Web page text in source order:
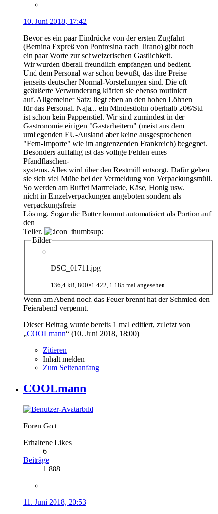
10. Juni 2018, 17:42
Bevor es ein paar Eindrücke von der ersten Zugfahrt
(Bernina Expreß von Pontresina nach Tirano) gibt noch
ein paar Worte zur schweizerischen Gastlichkeit.
Wir wurden überall freundlich empfangen und bedient.
Und dem Personal war schon bewußt, das ihre Preise
jenseits deutscher Normal-Vorstellungen sind. Die oft
geäußerte Verwunderung klärten sie ebenso routiniert
auf. Allgemeiner Satz: liegt eben an den hohen Löhnen
für das Personal. Naja... ein Mindestlohn oberhalb 20€/Std
ist schon kein Pappenstiel. Wir sind zumindest in der
Gastronomie einigen "Gastarbeitern" (meist aus dem
umliegenden EU-Ausland aber keine ausgesprochenen
"Fern-Importe" wie im angrenzenden Frankreich) begegnet.
Besonders auffällig ist das völlige Fehlen eines
Pfandflaschen-
systems. Alles wird über den Restmüll entsorgt. Dafür geben
sie sich viel Mühe bei der Vermeidung von Verpackungsmüll.
So werden am Buffet Marmelade, Käse, Honig usw.
nicht in Einzelverpackungen angeboten sondern als
verpackungsfreie
Lösung. Sogar die Butter kommt automatisiert als Portion auf
den
Teller.
Bilder
DSC_01711.jpg
136,4 kB, 800×1.422, 1.185 mal angesehen
Wenn am Abend noch das Feuer brennt hat der Schmied den
Feierabend verpennt.
Dieser Beitrag wurde bereits 1 mal editiert, zuletzt von
„COOLmann“ (10. Juni 2018, 18:00)
Zitieren
Inhalt melden
Zum Seitenanfang
COOLmann
Foren Gott
Erhaltene Likes
6
Beiträge
1.888
11. Juni 2018, 20:53